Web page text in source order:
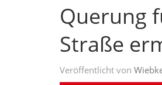
Querung
Straße
Veröffentlicht von